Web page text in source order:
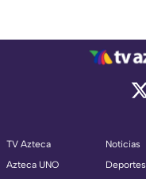
TV Azteca
Azteca UNO
Noticias
Deportes